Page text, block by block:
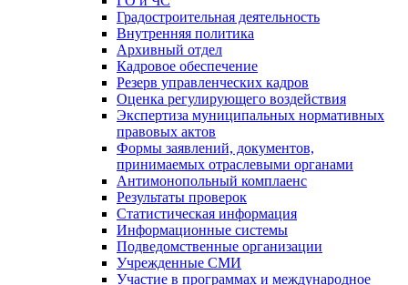
Градостроительная деятельность
Внутренняя политика
Архивный отдел
Кадровое обеспечение
Резерв управленческих кадров
Оценка регулирующего воздействия
Экспертиза муниципальных нормативных
правовых актов
Формы заявлений, документов,
принимаемых отраслевыми органами
Антимонопольный комплаенс
Результаты проверок
Статистическая информация
Информационные системы
Подведомственные организации
Учрежденные СМИ
Участие в программах и международное